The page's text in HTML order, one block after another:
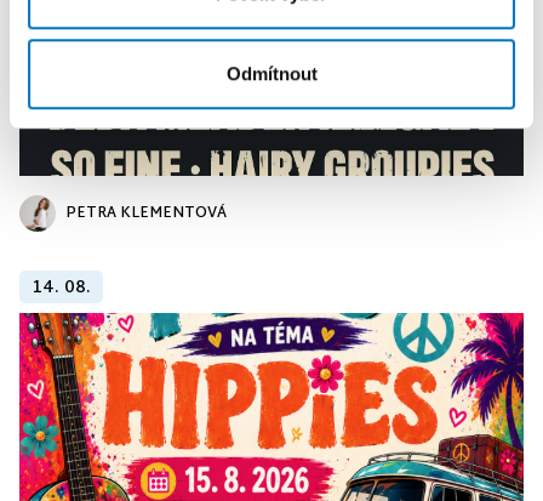
Odmítnout
PETRA KLEMENTOVÁ
14. 08.